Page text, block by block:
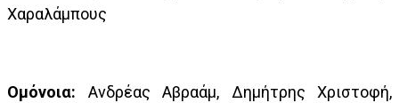
Χαραλάμπους
Ομόνοια: Ανδρέας Αβραάμ, Δημήτρης Χριστοφή,